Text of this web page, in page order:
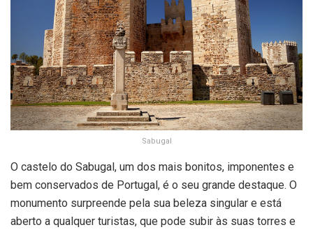
Sabugal
O castelo do Sabugal, um dos mais bonitos, imponentes e
bem conservados de Portugal, é o seu grande destaque. O
monumento surpreende pela sua beleza singular e está
aberto a qualquer turistas, que pode subir às suas torres e